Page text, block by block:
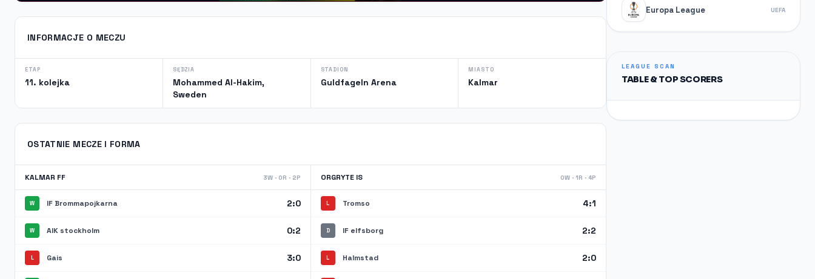
INFORMACJE O MECZU
ETAP
11. kolejka
SĘDZIA
Mohammed Al-Hakim,
Sweden
STADION
Guldfageln Arena
MIASTO
Kalmar
OSTATNIE MECZE I FORMA
KALMAR FF 3W · 0R · 2P
W IF Brommapojkarna 2:0
W AIK stockholm 0:2
L Gais 3:0
ORGRYTE IS 0W · 1R · 4P
L Tromso 4:1
D IF elfsborg 2:2
L Halmstad 2:0
Europa League UEFA
LEAGUE SCAN
TABLE & TOP SCORERS